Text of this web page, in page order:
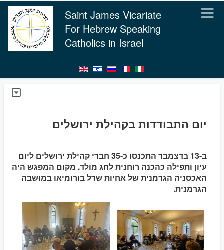
Saint James Vicariate
For Hebrew Speaking
Catholics in Israel
יום התבודדות בקהילת ירושלים
ב-13 בדצמבר התכנסו כ-35 חברי קהילת ירושלים ליום
עיון ותפילה כהכנה רוחנית לחג מולד. מקום המפגש היה
האכסניה הגרמנית של אחיות שרל בורומיאו במושבה
הגרמנית.